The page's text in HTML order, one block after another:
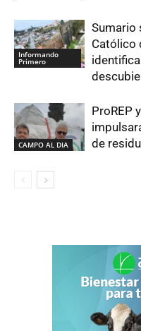
Informando
Primero
Sumario
Católico
CAMPO AL DIA
ProREP
de